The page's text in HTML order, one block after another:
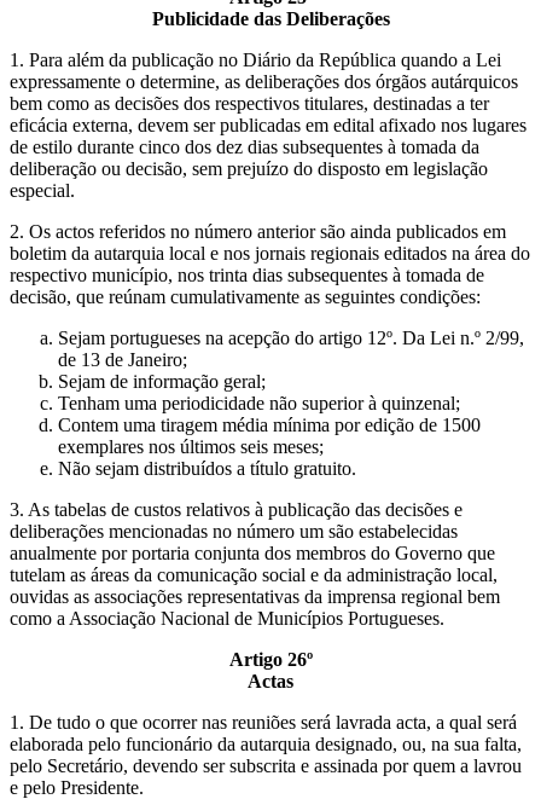
Publicidade das Deliberações
1. Para além da publicação no Diário da República quando a Lei
expressamente o determine, as deliberações dos órgãos autárquicos
bem como as decisões dos respectivos titulares, destinadas a ter
eficácia externa, devem ser publicadas em edital afixado nos lugares
de estilo durante cinco dos dez dias subsequentes à tomada da
deliberação ou decisão, sem prejuízo do disposto em legislação
especial.
2. Os actos referidos no número anterior são ainda publicados em
boletim da autarquia local e nos jornais regionais editados na área do
respectivo município, nos trinta dias subsequentes à tomada de
decisão, que reúnam cumulativamente as seguintes condições:
Sejam portugueses na acepção do artigo 12º. Da Lei n.º 2/99,
de 13 de Janeiro;
Sejam de informação geral;
Tenham uma periodicidade não superior à quinzenal;
Contem uma tiragem média mínima por edição de 1500
exemplares nos últimos seis meses;
Não sejam distribuídos a título gratuito.
3. As tabelas de custos relativos à publicação das decisões e
deliberações mencionadas no número um são estabelecidas
anualmente por portaria conjunta dos membros do Governo que
tutelam as áreas da comunicação social e da administração local,
ouvidas as associações representativas da imprensa regional bem
como a Associação Nacional de Municípios Portugueses.
Artigo 26º
Actas
1. De tudo o que ocorrer nas reuniões será lavrada acta, a qual será
elaborada pelo funcionário da autarquia designado, ou, na sua falta,
pelo Secretário, devendo ser subscrita e assinada por quem a lavrou
e pelo Presidente.